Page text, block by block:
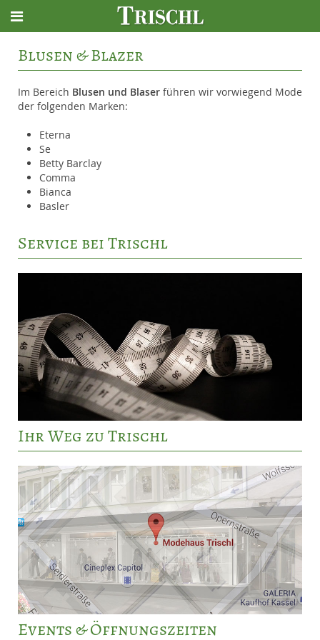
Blusen & Blazer
Im Bereich Blusen und Blaser führen wir vorwiegend Mode
der folgenden Marken:
Eterna
Se
Betty Barclay
Comma
Bianca
Basler
Service bei Trischl
Ihr Weg zu Trischl
Events & Öffnungszeiten